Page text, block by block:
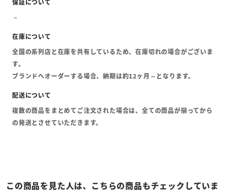
全国の系列店と在庫を共有しているため、在庫切れの場合がございま
す。
ブランドへオーダーする場合、納期は約12ヶ月～となります。
複数の商品をまとめてご注文された場合は、全ての商品が揃ってから
の発送とさせていただきます。
この商品を見た人は、こちらの商品もチェックしていま